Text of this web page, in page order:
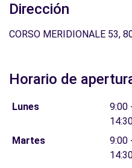
Dirección
CORSO MERIDIONALE 53,
Horario de
Lunes
9:00
Martes
9:00